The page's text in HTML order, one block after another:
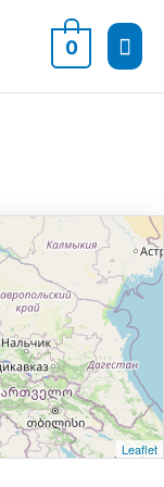
0
Leaflet